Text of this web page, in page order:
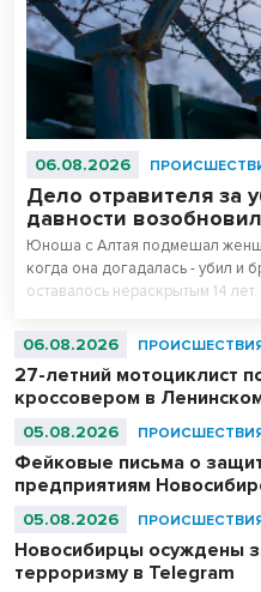
06.08.2026
Дело отравителя за
давности
Юноша с Алтая подмешал
когда она догадалась - убил и
оставалось нераскрытым 14 лет.
06.08.2026
27-летний мотоциклист
кроссовером в
05.08.2026
Фейковые письма о
предприятиям
05.08.2026
Новосибирцы осуждены
терроризму в Telegram